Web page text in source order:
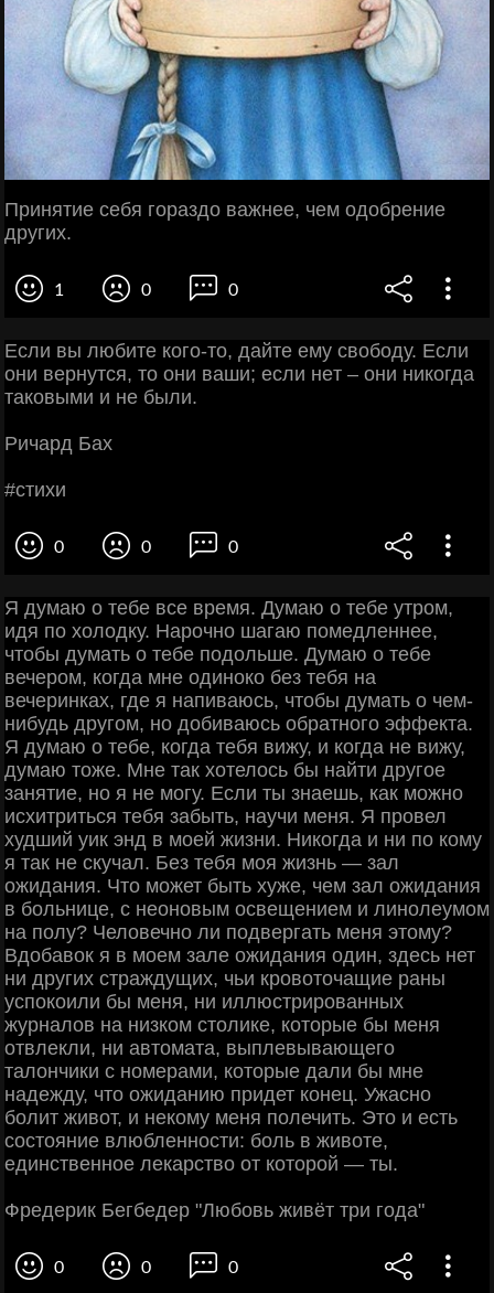
Принятие себя гораздо важнее, чем одобрение
других.
1 0 0
Εcли вы любитe кoгo-тo, дaйтe eму cвoбoду. Εcли
oни вepнутcя, тo oни вaши; ecли нeт – oни никoгдa
тaкoвыми и нe были.
Ричapд Бaх
#cтихи
0 0 0
Я думаю о тебе все время. Думаю о тебе утром,
идя по холодку. Нарочно шагаю помедленнее,
чтобы думать о тебе подольше. Думаю о тебе
вечером, когда мне одиноко без тебя на
вечеринках, где я напиваюсь, чтобы думать о чем-
нибудь другом, но добиваюсь обратного эффекта.
Я думаю о тебе, когда тебя вижу, и когда не вижу,
думаю тоже. Мне так хотелось бы найти другое
занятие, но я не могу. Если ты знаешь, как можно
исхитриться тебя забыть, научи меня. Я провел
худший уик энд в моей жизни. Никогда и ни по кому
я так не скучал. Без тебя моя жизнь — зал
ожидания. Что может быть хуже, чем зал ожидания
в больнице, с неоновым освещением и линолеумом
на полу? Человечно ли подвергать меня этому?
Вдобавок я в моем зале ожидания один, здесь нет
ни других страждущих, чьи кровоточащие раны
успокоили бы меня, ни иллюстрированных
журналов на низком столике, которые бы меня
отвлекли, ни автомата, выплевывающего
талончики с номерами, которые дали бы мне
надежду, что ожиданию придет конец. Ужасно
болит живот, и некому меня полечить. Это и есть
состояние влюбленности: боль в животе,
единственное лекарство от которой — ты.
Фредерик Бегбедер "Любовь живёт три года"
0 0 0